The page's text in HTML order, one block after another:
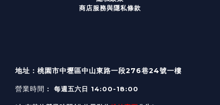
商店服務與隱私條款
地址：桃園市中壢區中山東路一段276巷24號一樓
營業時間 ： 每週五六日 14:00-18:00